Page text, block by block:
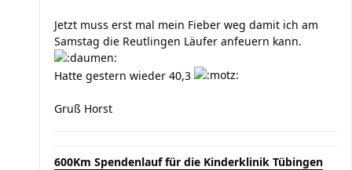
Jetzt muss erst mal mein Fieber weg damit ich am
Samstag die Reutlingen Läufer anfeuern kann.
Hatte gestern wieder 40,3
Gruß Horst
600Km Spendenlauf für die Kinderklinik Tübingen